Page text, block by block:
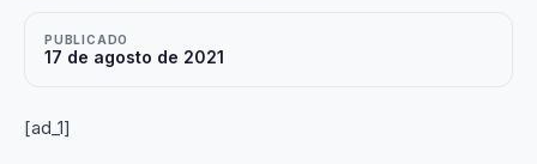
PUBLICADO
17 de agosto de 2021
[ad_1]